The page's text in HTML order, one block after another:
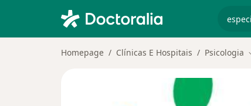
Homepage Clínicas E Hospitais Psicologia